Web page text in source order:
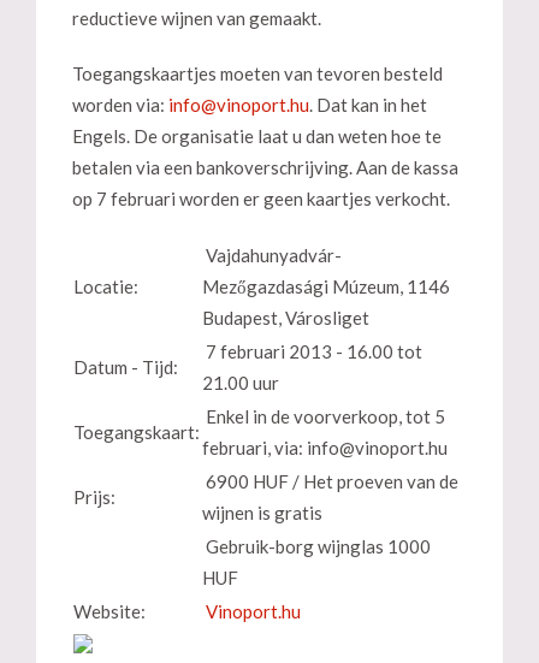
reductieve wijnen van gemaakt.
Toegangskaartjes moeten van tevoren besteld
worden via:
. Dat kan in het
Engels. De organisatie laat u dan weten hoe te
betalen via een bankoverschrijving. Aan de kassa
op 7 februari worden er geen kaartjes verkocht.
Locatie:
Vajdahunyadvár-
Mezőgazdasági Múzeum, 1146
Budapest, Városliget
Datum - Tijd:
7 februari 2013 - 16.00 tot
21.00 uur
Toegangskaart:
Enkel in de voorverkoop, tot 5
februari, via: info@vinoport.hu
Prijs:
6900 HUF / Het proeven van de
wijnen is gratis
Gebruik-borg wijnglas 1000
HUF
Website:
Vinoport.hu